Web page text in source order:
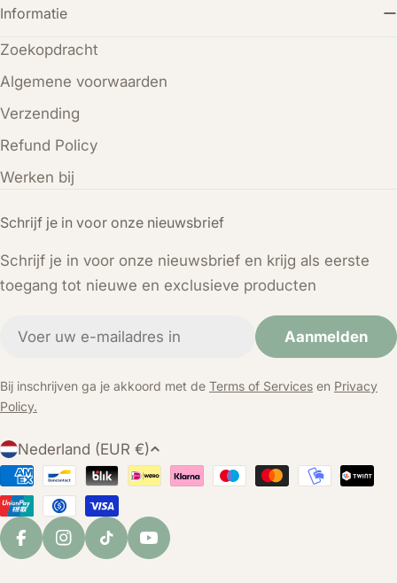
Schrijf je in voor onze nieuwsbrief
Schrijf je in voor onze nieuwsbrief en krijg als eerste
toegang tot nieuwe en exclusieve producten
Aanmelden
Bij inschrijven ga je akkoord met de Terms of Services en Privacy
Policy.
Informatie
Zoekopdracht
Algemene voorwaarden
Verzending
Refund Policy
Werken bij
L
a
n
d
/
Nederland (EUR €)
Betaalmethoden
FacebookInstagram
TikTokYouTube